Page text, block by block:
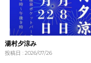
湯村夕涼み
投稿日 : 2026/07/26